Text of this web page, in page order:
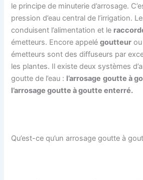
le principe de minuterie d’arrosage.
pression d’eau central de l’irrigation.
conduisent l’alimentation et le
émetteurs. Encore appelégoutteur
émetteurs sont des diffuseurs par
les plantes. Il existe deux systèmes
goutte de l’eau : l’arrosage goutte à
l’arrosage goutte à goutte enterré.
Qu’est-ce qu’un arrosage goutte à